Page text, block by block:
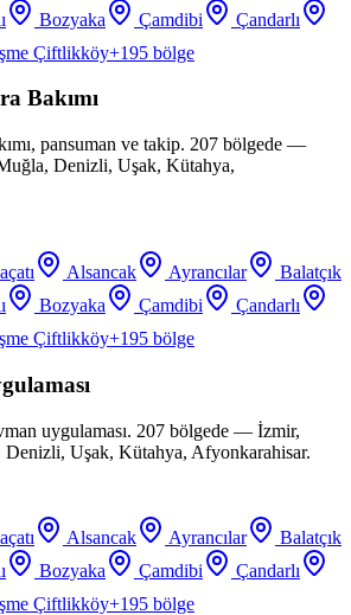
Bozyaka Çamdibi
Çandarlı
Çiftlikköy+195 bölge
Bakımı
pansuman ve takip. 207 bölgede —
Denizli, Uşak, Kütahya,
Alsancak Ayrancılar
Balatçık
Bozyaka Çamdibi
Çandarlı
Çiftlikköy+195 bölge
uygulaması. 207 bölgede — İzmir,
Denizli, Uşak, Kütahya, Afyonkarahisar.
Alsancak Ayrancılar
Balatçık
Bozyaka Çamdibi
Çandarlı
Çiftlikköy+195 bölge